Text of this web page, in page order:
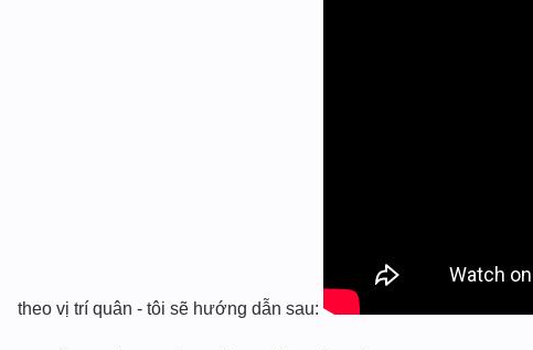
theo vị trí quân - tôi sẽ hướng dẫn sau: